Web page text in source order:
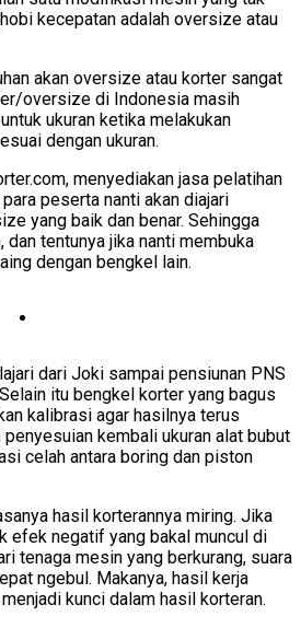
kecepatan adalah oversize atau
akan oversize atau korter sangat
oversize di Indonesia masih
ukuran ketika melakukan
dengan ukuran.
menyediakan jasa pelatihan
peserta nanti akan diajari
yang baik dan benar. Sehingga
tentunya jika nanti membuka
dengan bengkel lain.
dari Joki sampai pensiunan PNS
itu bengkel korter yang bagus
kalibrasi agar hasilnya terus
kembali ukuran alat bubut
celah antara boring dan piston
hasil korterannya miring. Jika
efek negatif yang bakal muncul di
tenaga mesin yang berkurang, suara
ngebul. Makanya, hasil kerja
kunci dalam hasil korteran.